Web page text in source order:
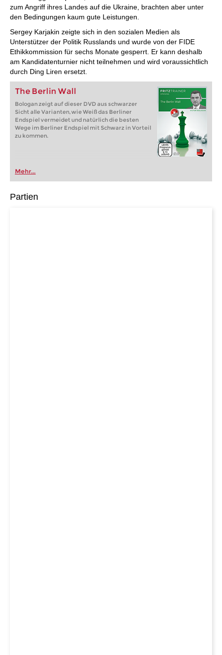
zum Angriff ihres Landes auf die Ukraine, brachten aber unter
den Bedingungen kaum gute Leistungen.
Sergey Karjakin zeigte sich in den sozialen Medien als
Unterstützer der Politik Russlands und wurde von der FIDE
Ethikkommission für sechs Monate gesperrt. Er kann deshalb
am Kandidatenturnier nicht teilnehmen und wird voraussichtlich
durch Ding Liren ersetzt.
The Berlin Wall
Bologan zeigt auf dieser DVD aus schwarzer
Sicht alle Varianten, wie Weiß das Berliner
Endspiel vermeidet und natürlich die besten
Wege im Berliner Endspiel mit Schwarz in Vorteil
zu kommen.
Mehr...
Partien